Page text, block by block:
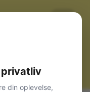
din oplevelse,